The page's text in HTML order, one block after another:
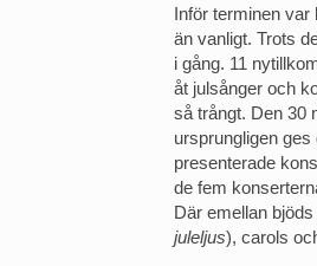
Inför terminen
än vanligt. Trots
i gång. 11
åt julsånger och
så trångt. Den 30
ursprungligen
presenterade
de fem
Där emellan
juleljus), carols